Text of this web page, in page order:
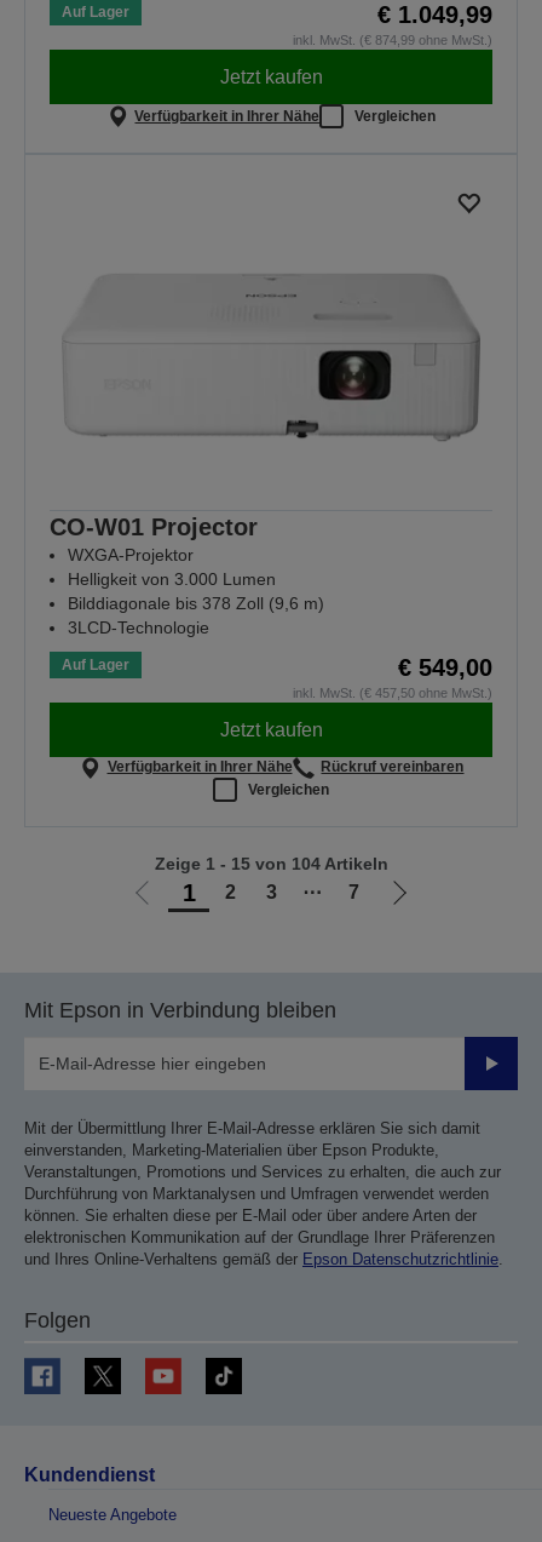
Auf Lager € 1.049,99
inkl. MwSt. (€ 874,99 ohne MwSt.)
Jetzt kaufen
Verfügbarkeit in Ihrer Nähe Vergleichen
CO-W01 Projector
WXGA-Projektor
Helligkeit von 3.000 Lumen
Bilddiagonale bis 378 Zoll (9,6 m)
3LCD-Technologie
Auf Lager € 549,00
inkl. MwSt. (€ 457,50 ohne MwSt.)
Jetzt kaufen
Verfügbarkeit in Ihrer Nähe
Rückruf vereinbaren
Vergleichen
Zur
1 2 3 ⋯ 7
Zur
Zeige 1 - 15 von 104 Artikeln
Mit Epson in Verbindung bleiben
Mit der Übermittlung Ihrer E-Mail-Adresse erklären Sie sich damit
einverstanden, Marketing-Materialien über Epson Produkte,
Veranstaltungen, Promotions und Services zu erhalten, die auch zur
Durchführung von Marktanalysen und Umfragen verwendet werden
können. Sie erhalten diese per E-Mail oder über andere Arten der
elektronischen Kommunikation auf der Grundlage Ihrer Präferenzen
und Ihres Online-Verhaltens gemäß der Epson Datenschutzrichtlinie.
Folgen
Kundendienst
Neueste Angebote